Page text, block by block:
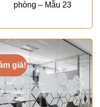
phòng – Mẫu 23
giá!